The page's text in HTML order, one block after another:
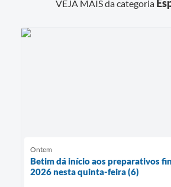
VEJA MAIS da categoria
Ontem
Betim dá início aos preparativos
2026 nesta quinta-feira (6)